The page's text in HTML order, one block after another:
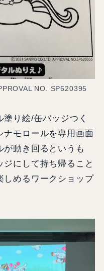
NO. SP620395
り絵/缶バッジつく
ナモロールを専用画面
が動き回るというも
にして持ち帰ること
めるワークショップ